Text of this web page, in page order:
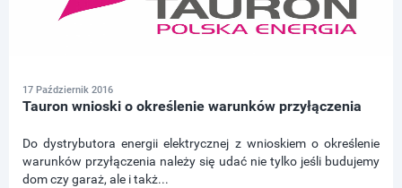
17 Październik 2016
Tauron wnioski o określenie warunków przyłączenia
Do dystrybutora energii elektrycznej z wnioskiem o określenie
warunków przyłączenia należy się udać nie tylko jeśli budujemy
dom czy garaż, ale i takż...